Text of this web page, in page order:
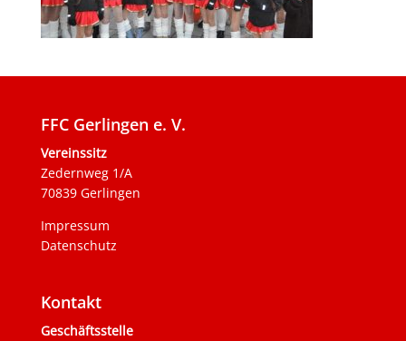
FFC Gerlingen e. V.
Vereinssitz
Zedernweg 1/A
70839 Gerlingen
Impressum
Datenschutz
Kontakt
Geschäftsstelle